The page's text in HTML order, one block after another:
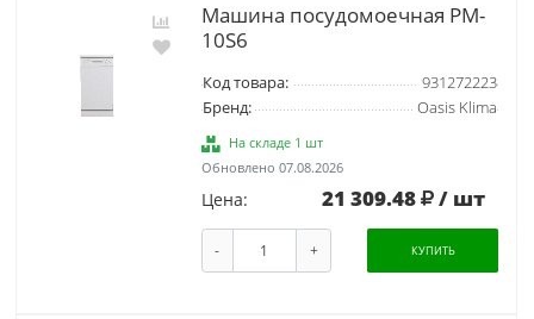
Машина посудомоечная PM-
10S6
Код товара:
931272223
Бренд:
Oasis Klima
На складе 1 шт
Обновлено 07.08.2026
Цена: 21 309.48 / шт
- + КУПИТЬ